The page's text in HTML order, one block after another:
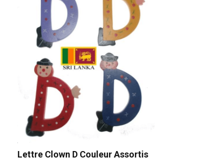
Lettre Clown D Couleur Assortis